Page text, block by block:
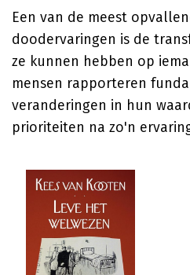
Een van de meest
doodervaringen is de
ze kunnen hebben op
mensen rapporteren
veranderingen in hun
prioriteiten na zo'n